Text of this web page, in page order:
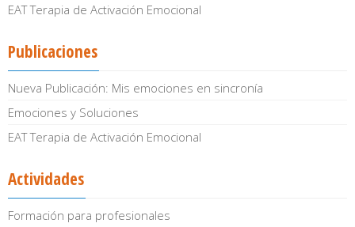
EAT Terapia de Activación Emocional
Publicaciones
Nueva Publicación: Mis emociones en sincronía
Emociones y Soluciones
EAT Terapia de Activación Emocional
Actividades
Formación para profesionales